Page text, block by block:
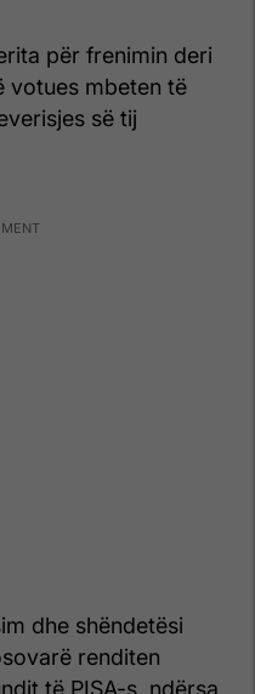
për frenimin deri
votues mbeten të
së tij
dhe shëndetësi
renditen
të PISA-s, ndërsa